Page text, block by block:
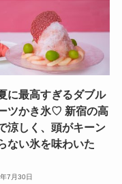
に最高すぎるダブル
ツかき氷♡ 新宿の高
涼しく、頭がキーン
ない氷を味わいた
7月30日